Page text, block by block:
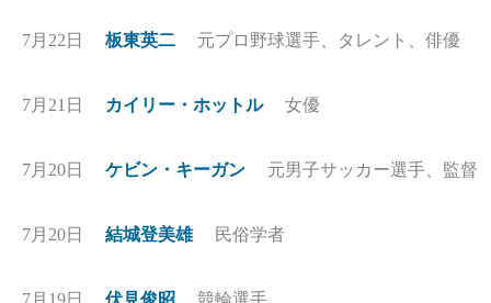
7月22日 板東英二 元プロ野球選手、タレント、俳優
7月21日 カイリー・ホットル 女優
7月20日 ケビン・キーガン 元男子サッカー選手、監督
7月20日 結城登美雄 民俗学者
7月19日 伏見俊昭 競輪選手